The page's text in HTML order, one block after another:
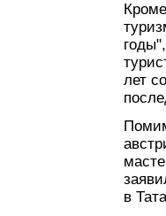
лет
в